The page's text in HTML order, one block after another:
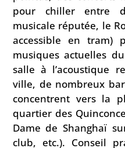
pour chiller entre
musicale réputée, le
accessible en tram)
musiques actuelles
salle à l’acoustique
ville, de nombreux
concentrent vers la
quartier des
Dame de Shanghaï
club, etc.). Conseil